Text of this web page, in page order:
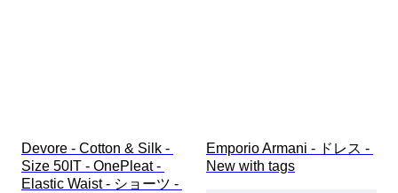
Devore - Cotton & Silk -
Size 50IT - OnePleat -
Elastic Waist - ショーツ -
Emporio Armani - ドレス -
New with tags